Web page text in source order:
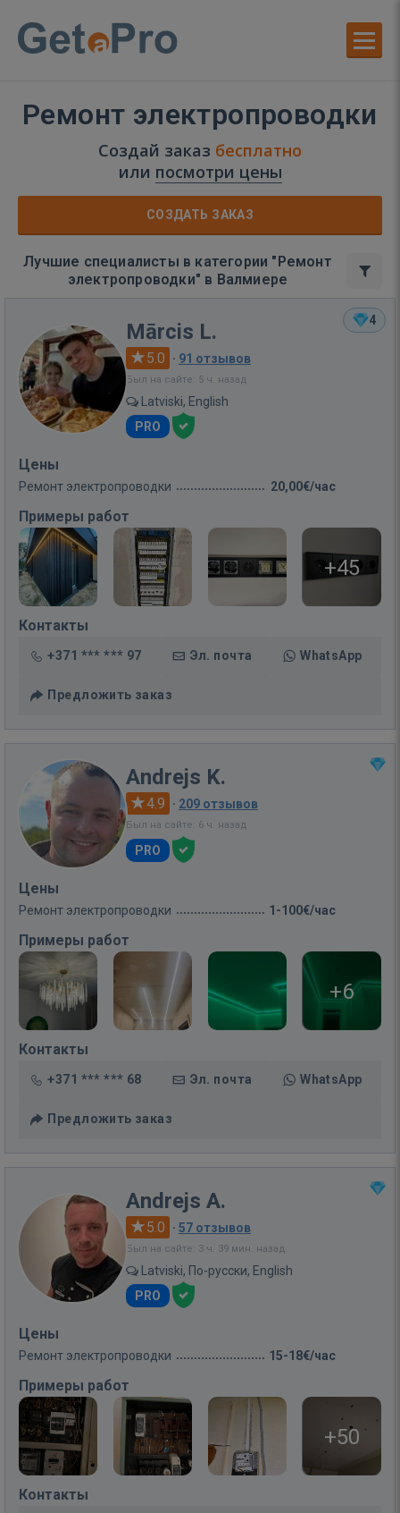
Ремонт электропроводки
Создай заказ бесплатно
или посмотри цены
СОЗДАТЬ ЗАКАЗ
Лучшие специалисты в категории "Ремонт
электропроводки" в Валмиере
4
Mārcis L.
5.0 · 91 отзывов
Был на сайте: 5 ч. назад
Latviski, English
PRO
Цены
Ремонт электропроводки 20,00€/час
Примеры работ
+45
Контакты
+371 *** *** 97 Эл. почта WhatsApp
Предложить заказ
Andrejs K.
4.9 · 209 отзывов
Был на сайте: 6 ч. назад
PRO
Цены
Ремонт электропроводки 1-100€/час
Примеры работ
+6
Контакты
+371 *** *** 68 Эл. почта WhatsApp
Предложить заказ
Andrejs A.
5.0 · 57 отзывов
Был на сайте: 3 ч. 39 мин. назад
Latviski, По-русски, English
PRO
Цены
Ремонт электропроводки 15-18€/час
Примеры работ
+50
Контакты